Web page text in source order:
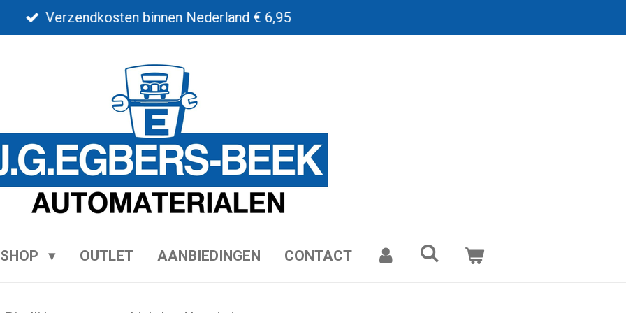
Verzendkosten binnen Nederland € 6,95
OUTLET AANBIEDINGEN CONTACT